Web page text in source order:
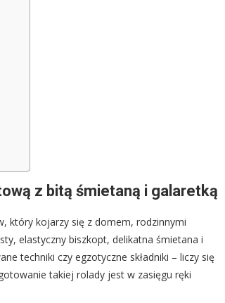
z bitą śmietaną i galaretką
który kojarzy się z domem, rodzinnymi
elastyczny biszkopt, delikatna śmietana i
techniki czy egzotyczne składniki – liczy się
takiej rolady jest w zasięgu ręki